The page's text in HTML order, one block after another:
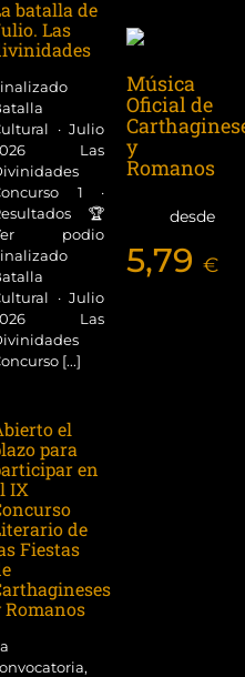
batalla de
Las
· Julio
Las
1 ·
🏆
podio
· Julio
Las
[...]
el
para
en
IX
de
Fiestas
Romanos
Música
Oficial de
y
Romanos
desde
5,79€